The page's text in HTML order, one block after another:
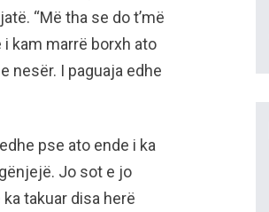
“Më tha se do t’më
kam marrë borxh ato
nesër. I paguaja edhe
pse ato ende i ka
Jo sot e jo
takuar disa herë